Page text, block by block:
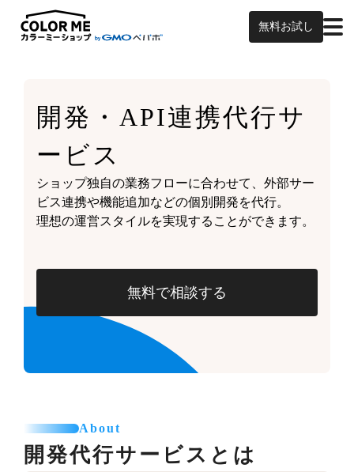
無料お試し
開発・API連携代行サ
ービス
ショップ独自の業務フローに合わせて、外部サー
ビス連携や機能追加などの個別開発を代行。
理想の運営スタイルを実現することができます。
無料で相談する
About
開発代行サービスとは